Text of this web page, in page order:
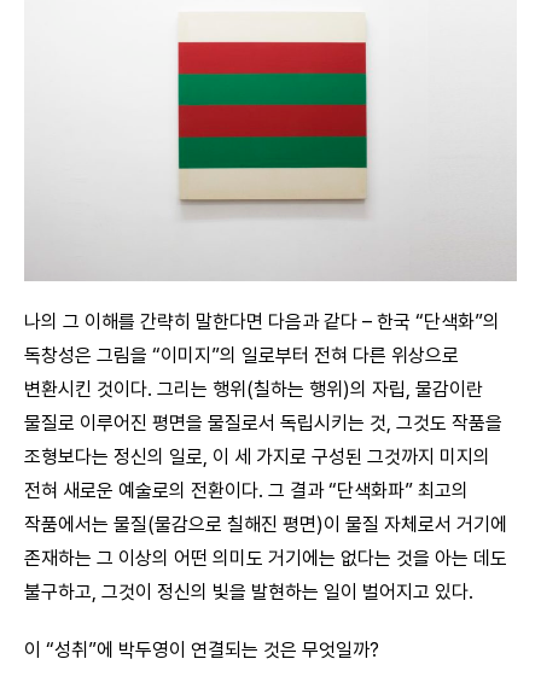
나의 그 이해를 간략히 말한다면 다음과 같다 – 한국 “단색화”의
독창성은 그림을 “이미지”의 일로부터 전혀 다른 위상으로
변환시킨 것이다. 그리는 행위(칠하는 행위)의 자립, 물감이란
물질로 이루어진 평면을 물질로서 독립시키는 것, 그것도 작품을
조형보다는 정신의 일로, 이 세 가지로 구성된 그것까지 미지의
전혀 새로운 예술로의 전환이다. 그 결과 “단색화파” 최고의
작품에서는 물질(물감으로 칠해진 평면)이 물질 자체로서 거기에
존재하는 그 이상의 어떤 의미도 거기에는 없다는 것을 아는 데도
불구하고, 그것이 정신의 빛을 발현하는 일이 벌어지고 있다.
이 “성취”에 박두영이 연결되는 것은 무엇일까?